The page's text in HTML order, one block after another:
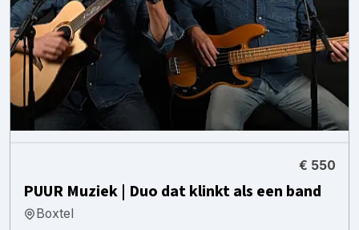
€ 550
PUUR Muziek | Duo dat klinkt als een band
Boxtel